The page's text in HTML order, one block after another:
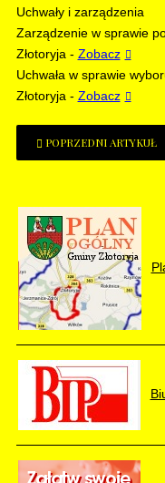
Uchwały i zarządzenia
Zarządzenie w sprawie
Złotoryja - Zobacz
Uchwała w sprawie
Złotoryja - Zobacz
POPRZEDNI ARTYKUŁ